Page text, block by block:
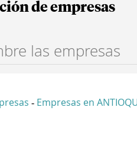
de empresas
- Empresas en